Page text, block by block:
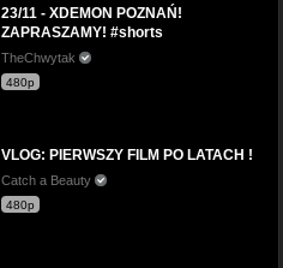
23/11 - XDEMON POZNAŃ!
ZAPRASZAMY! #shorts
TheChwytak
480p
VLOG: PIERWSZY FILM PO LATACH !
Catch a Beauty
480p